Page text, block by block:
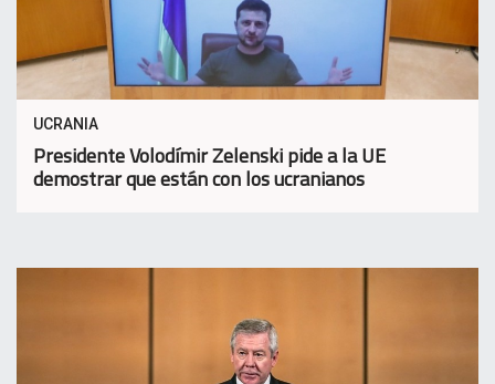
UCRANIA
Presidente Volodímir Zelenski pide a la UE
demostrar que están con los ucranianos